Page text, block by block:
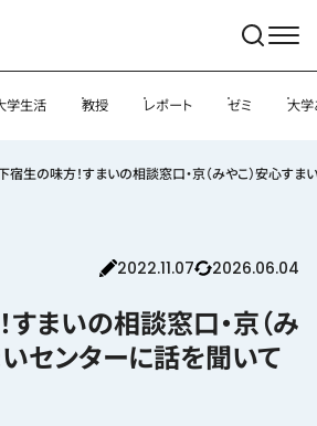
学生活 教授 レポート ゼミ 大学
宿生の味方！すまいの相談窓口・京（みやこ）安心すま
2022.11.07 2026.06.04
まいの相談窓口・京（み
いセンターに話を聞いて